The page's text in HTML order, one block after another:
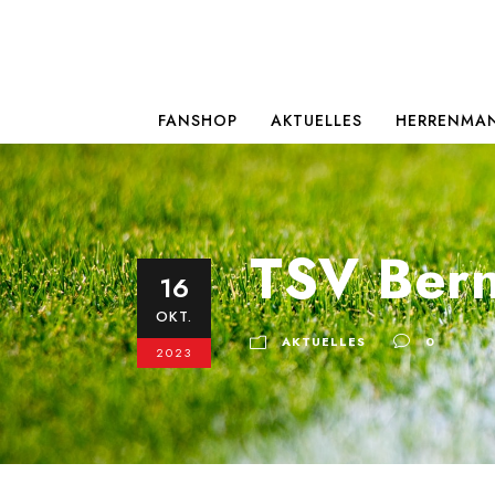
FANSHOP AKTUELLES
16
OKT.
2023
TSV
AKTUELLES 0